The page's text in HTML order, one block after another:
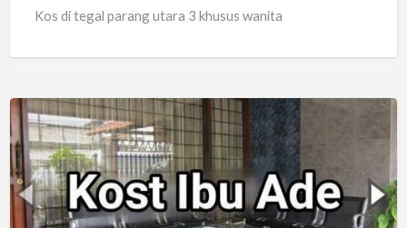
Kos di tegal parang utara 3 khusus wanita
Kos
Strategis
dan
Terjangkau